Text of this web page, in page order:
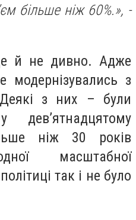
більше ніж 60%.», -
й не дивно. Адже
модернізувались з
з них – були
ніж 30 років
масштабної
так і не було